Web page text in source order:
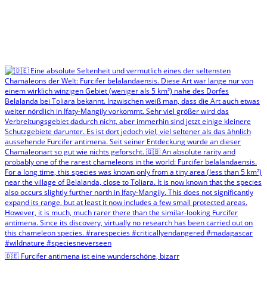
🇩🇪 Furcifer antimena ist eine wunderschöne, bizarr